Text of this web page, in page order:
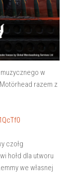
w
razem z
czołg
hołd dla utworu
we własnej